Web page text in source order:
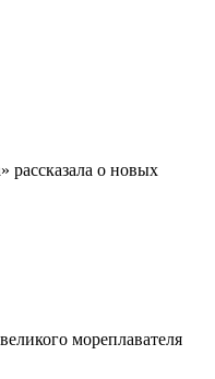
рассказала о новых
мореплавателя